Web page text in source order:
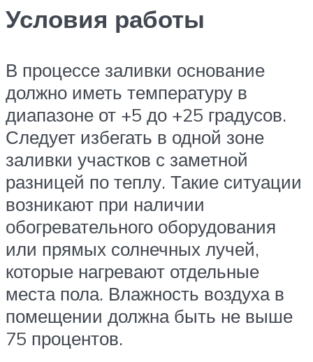
Условия работы
В процессе заливки основание
должно иметь температуру в
диапазоне от +5 до +25 градусов.
Следует избегать в одной зоне
заливки участков с заметной
разницей по теплу. Такие ситуации
возникают при наличии
обогревательного оборудования
или прямых солнечных лучей,
которые нагревают отдельные
места пола. Влажность воздуха в
помещении должна быть не выше
75 процентов.